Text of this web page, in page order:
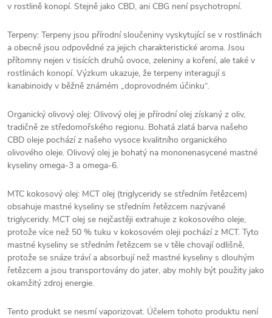
v rostlině konopí. Stejně jako CBD, ani CBG není psychotropní.
Terpeny: Terpeny jsou přírodní sloučeniny vyskytující se v rostlinách
a obecně jsou odpovědné za jejich charakteristické aroma. Jsou
přítomny nejen v tisících druhů ovoce, zeleniny a koření, ale také v
rostlinách konopí. Výzkum ukazuje, že terpeny interagují s
kanabinoidy v běžně známém „doprovodném účinku“.
Organický olivový olej: Olivový olej je přírodní olej získaný z oliv,
tradičně ze středomořského regionu. Bohatá zlatá barva našeho
CBD oleje pochází z našeho vysoce kvalitního organického
olivového oleje. Olivový olej je bohatý na mononenasycené mastné
kyseliny omega-3 a omega-6.
MTC kokosový olej: MCT olej (triglyceridy se středním řetězcem)
obsahuje mastné kyseliny se středním řetězcem nazývané
triglyceridy. MCT olej se nejčastěji extrahuje z kokosového oleje,
protože více než 50 % tuku v kokosovém oleji pochází z MCT. Tyto
mastné kyseliny se středním řetězcem se v těle chovají odlišně,
protože se snáze tráví a absorbují než mastné kyseliny s dlouhým
řetězcem a jsou transportovány do jater, aby mohly být použity jako
okamžitý zdroj energie.
Tento produkt se nesmí vaporizovat. Účelem tohoto produktu není